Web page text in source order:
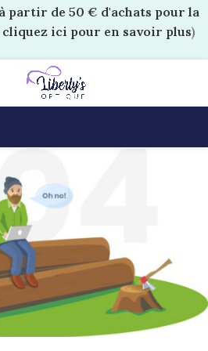
partir de 50 € d'achats pour la
ici pour en savoir plus)